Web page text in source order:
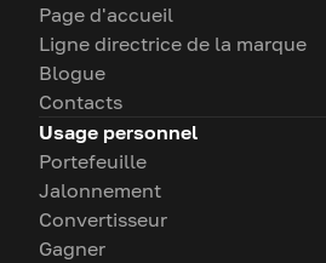
Page d'accueil
Ligne directrice de la marque
Blogue
Contacts
Usage personnel
Portefeuille
Jalonnement
Convertisseur
Gagner